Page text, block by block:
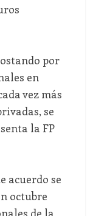
por
en
vez más
se
la FP
acuerdo se
octubre
de la